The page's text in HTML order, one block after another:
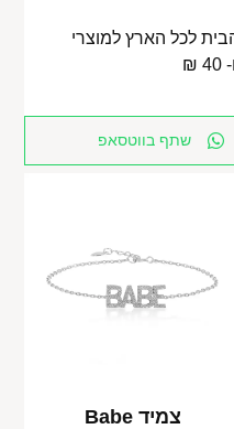
לכל הארץ למוצרי
שתף בווטסאפ
צמיד Babe